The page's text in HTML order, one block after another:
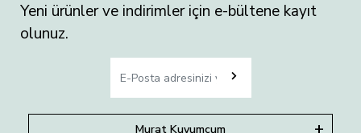
Yeni ürünler ve indirimler için e-bültene kayıt
olunuz.
Murat Kuyumcum